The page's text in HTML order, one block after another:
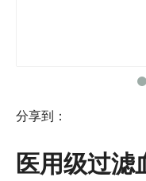
分享到：
医用级过滤